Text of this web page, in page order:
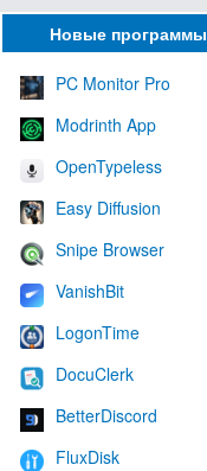
Новые программы
PC Monitor Pro
Modrinth App
OpenTypeless
Easy Diffusion
Snipe Browser
VanishBit
LogonTime
DocuClerk
BetterDiscord
FluxDisk